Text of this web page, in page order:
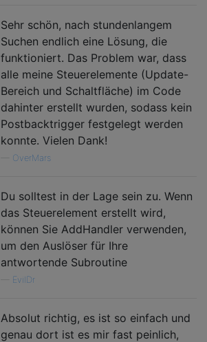
Sehr schön, nach stundenlangem
Suchen endlich eine Lösung, die
funktioniert. Das Problem war, dass
alle meine Steuerelemente (Update-
Bereich und Schaltfläche) im Code
dahinter erstellt wurden, sodass kein
Postbacktrigger festgelegt werden
konnte. Vielen Dank!
OverMars
Du solltest in der Lage sein zu. Wenn
das Steuerelement erstellt wird,
können Sie AddHandler verwenden,
um den Auslöser für Ihre
antwortende Subroutine
EvilDr
Absolut richtig, es ist so einfach und
genau dort ist es mir fast peinlich,